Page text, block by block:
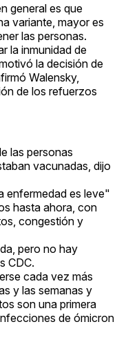
general es que
variante, mayor es
las personas.
la inmunidad de
la decisión de
Walensky,
de los refuerzos
las personas
vacunadas, dijo
enfermedad es leve"
hasta ahora, con
congestión y
pero no hay
CDC.
cada vez más
y las semanas y
son una primera
de ómicron